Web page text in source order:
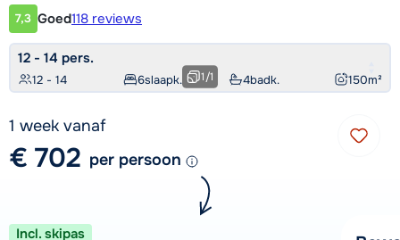
Klantwaardering
7,3 Goed118 reviews
12 - 14 pers.
12 - 14 6slaapk. 4badk. 150m²
1/1
1 week vanaf
€ 702 per persoon
Incl. skipas